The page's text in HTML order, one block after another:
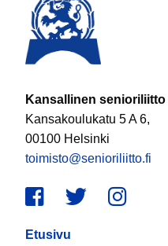
Kansallinen senioriliitto
Kansakoulukatu 5 A 6,
00100 Helsinki
toimisto@senioriliitto.fi
Facebook
Twitter
Etusivu